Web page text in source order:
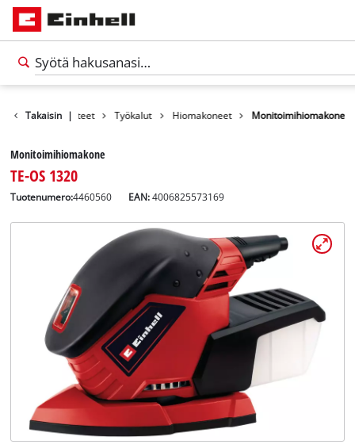
FISuomi
English
Takaisin |
Tuotteet Työkalut Hiomakoneet Monitoimihiomakone
Monitoimihiomakone
TE-OS 1320
Tuotenumero:4460560 EAN:4006825573169